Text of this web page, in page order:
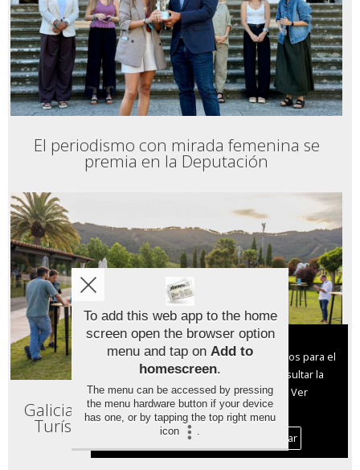
El periodismo con mirada femenina se
premia en la Deputación
Galicia Suroeste abre su Club de Produto
Turístico para reforzar la identidad del
destino
Aviso sobre el Uso de cookies:
Utilizamos cookies nuestras y de terceros para el
funcionamiento del digital. Puedes consultar la
lista de cookies y como desconectarlas.
Ver
nuestra Política de Privacidad y Cookies
Aceptar Cookies
Personalizar
To add this web app to the home
screen open the browser option
menu and tap on Add to
homescreen.
The menu can be accessed by pressing
the menu hardware button if your device
has one, or by tapping the top right menu
icon
.